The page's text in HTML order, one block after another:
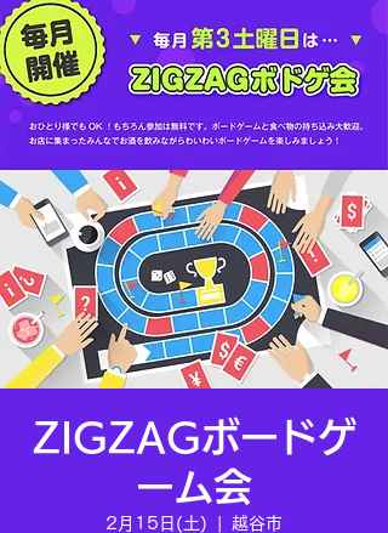
ZIGZAGボードゲ
ーム会
2月15日(土) 越谷市